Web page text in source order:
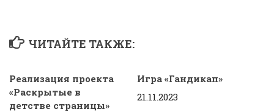
ЧИТАЙТЕ ТАКЖЕ:
Реализация проекта
«Раскрытые в
детстве страницы»
Игра «Гандикап»
21.11.2023